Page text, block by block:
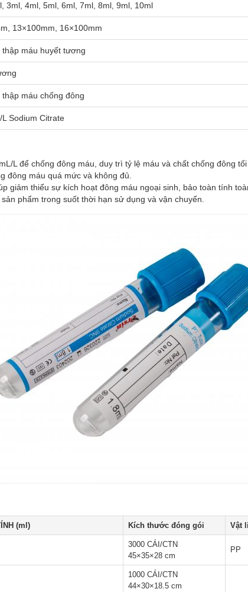
3ml, 4ml, 5ml, 6ml, 7ml, 8ml, 9ml, 10ml
13×100mm, 16×100mm
thập máu huyết tương
thập máu chống đông
Sodium Citrate
L để chống đông máu, duy trì tỷ lệ máu và chất chống đông
đông máu quá mức và không đủ.
giảm thiểu sự kích hoạt đông máu ngoại sinh, bảo toàn tính
phẩm trong suốt thời hạn sử dụng và vận chuyển.
(ml) Kích thước đóng gói Vật
3000 CÁI/CTN
45×35×28 cm
PP
1000 CÁI/CTN
44×30×18.5 cm